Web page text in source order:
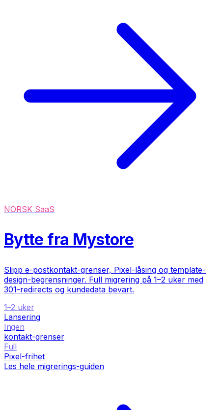
NORSK SaaS
Bytte fra Mystore
Slipp e-postkontakt-grenser, Pixel-låsing og template-
design-begrensninger. Full migrering på 1–2 uker med
301-redirects og kundedata bevart.
1–2 uker
Lansering
Ingen
kontakt-grenser
Full
Pixel-frihet
Les hele migrerings-guiden